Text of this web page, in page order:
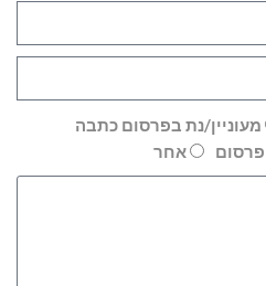
מעוניין/נת בפרסום כתבה
פרסום
אחר